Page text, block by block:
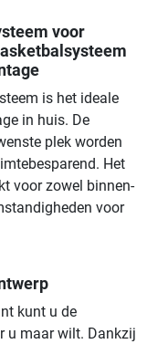
voor
is het ideale
in huis. De
plek worden
Het
voor zowel binnen-
voor
kunt u de
u maar wilt. Dankzij